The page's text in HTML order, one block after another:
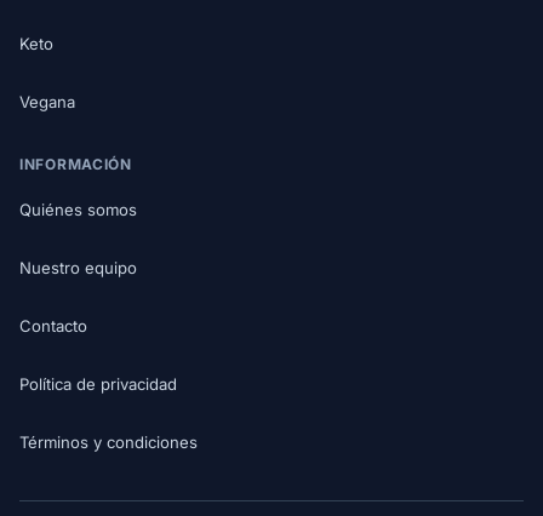
Keto
Vegana
INFORMACIÓN
Quiénes somos
Nuestro equipo
Contacto
Política de privacidad
Términos y condiciones